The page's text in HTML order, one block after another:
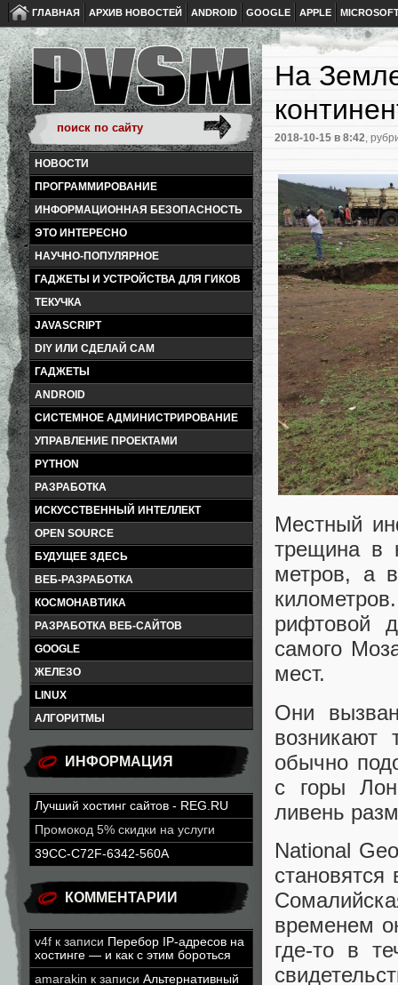
ГЛАВНАЯ АРХИВ НОВОСТЕЙ ANDROID GOOGLE APPLE
НОВОСТИ
ПРОГРАММИРОВАНИЕ
ИНФОРМАЦИОННАЯ БЕЗОПАСНОСТЬ
ЭТО ИНТЕРЕСНО
НАУЧНО-ПОПУЛЯРНОЕ
ГАДЖЕТЫ И УСТРОЙСТВА ДЛЯ ГИКОВ
ТЕКУЧКА
JAVASCRIPT
DIY ИЛИ СДЕЛАЙ САМ
ГАДЖЕТЫ
ANDROID
СИСТЕМНОЕ АДМИНИСТРИРОВАНИЕ
УПРАВЛЕНИЕ ПРОЕКТАМИ
PYTHON
РАЗРАБОТКА
ИСКУССТВЕННЫЙ ИНТЕЛЛЕКТ
OPEN SOURCE
БУДУЩЕЕ ЗДЕСЬ
ВЕБ-РАЗРАБОТКА
КОСМОНАВТИКА
РАЗРАБОТКА ВЕБ-САЙТОВ
GOOGLE
ЖЕЛЕЗО
LINUX
АЛГОРИТМЫ
ИНФОРМАЦИЯ
Лучший хостинг сайтов - REG.RU
Промокод 5% скидки на услуги
39CC-C72F-6342-560A
КОММЕНТАРИИ
v4f к записи Перебор IP-адресов на
хостинге — и как с этим бороться
amarakin к записи Альтернативный
На
2018-10-15 в 8:42,
Местный
трещина в
метров, а
рифтовой
самого
мест.
Они
возникают
обычно
с горы
ливень
National
временем
где-то в